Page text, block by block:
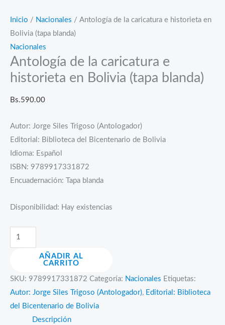
Inicio / Nacionales / Antología de la caricatura e historieta en
Bolivia (tapa blanda)
Nacionales
Antología de la caricatura e
historieta en Bolivia (tapa blanda)
Bs.590.00
Autor: Jorge Siles Trigoso (Antologador)
Editorial: Biblioteca del Bicentenario de Bolivia
Idioma: Español
ISBN: 9789917331872
Encuadernación: Tapa blanda
Disponibilidad: Hay existencias
Antología
de
caricatura
e
historieta
AÑADIR AL
CARRITO
SKU: 9789917331872 Categoría: Nacionales Etiquetas:
Autor: Jorge Siles Trigoso (Antologador), Editorial: Biblioteca
del Bicentenario de Bolivia
Descripción